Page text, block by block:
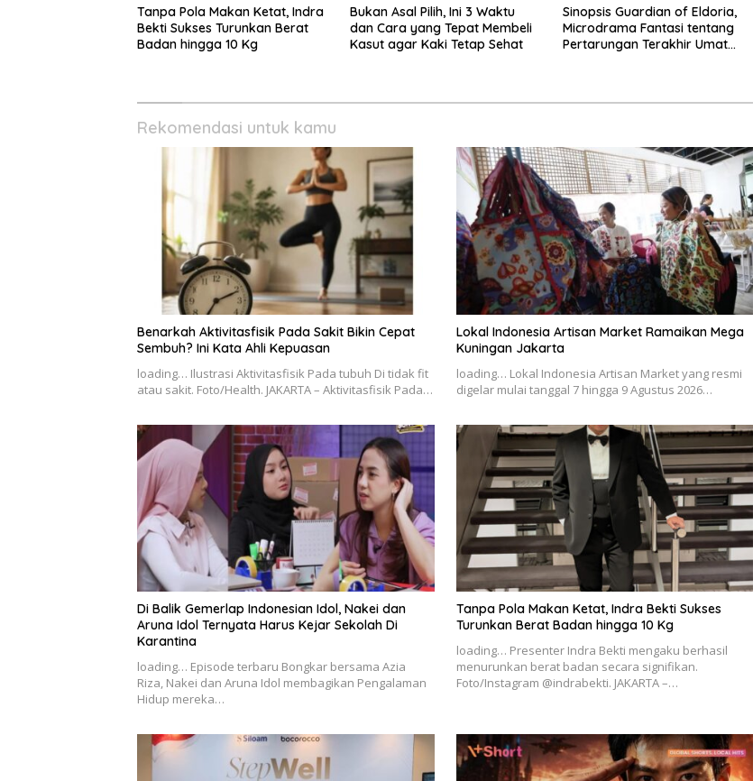
Tanpa Pola Makan Ketat, Indra
Bekti Sukses Turunkan Berat
Badan hingga 10 Kg
Bukan Asal Pilih, Ini 3 Waktu
dan Cara yang Tepat Membeli
Kasut agar Kaki Tetap Sehat
Sinopsis Guardian of Eldoria,
Microdrama Fantasi tentang
Pertarungan Terakhir Umat
Rekomendasi untuk kamu
Benarkah Aktivitasfisik Pada Sakit Bikin Cepat
Sembuh? Ini Kata Ahli Kepuasan
loading… Ilustrasi Aktivitasfisik Pada tubuh Di tidak fit
atau sakit. Foto/Health. JAKARTA – Aktivitasfisik Pada…
Lokal Indonesia Artisan Market Ramaikan Mega
Kuningan Jakarta
loading… Lokal Indonesia Artisan Market yang resmi
digelar mulai tanggal 7 hingga 9 Agustus 2026…
Di Balik Gemerlap Indonesian Idol, Nakei dan
Aruna Idol Ternyata Harus Kejar Sekolah Di
Karantina
loading… Episode terbaru Bongkar bersama Azia
Riza, Nakei dan Aruna Idol membagikan Pengalaman
Hidup mereka…
Tanpa Pola Makan Ketat, Indra Bekti Sukses
Turunkan Berat Badan hingga 10 Kg
loading… Presenter Indra Bekti mengaku berhasil
menurunkan berat badan secara signifikan.
Foto/Instagram @indrabekti. JAKARTA –…